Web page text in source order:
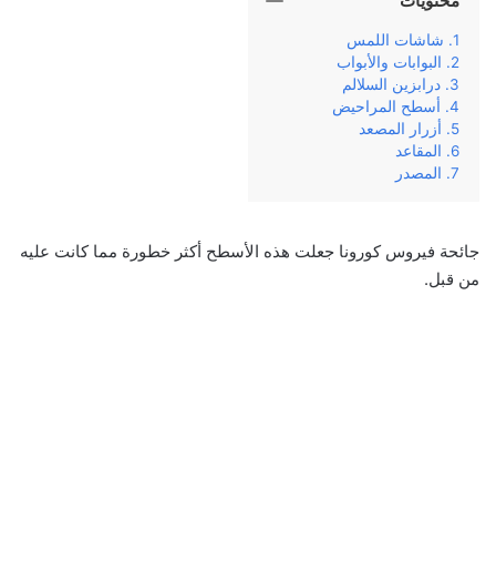
شاشات اللمس
البوابات والأبواب
درابزين السلالم
أسطح المراحيض
أزرار المصعد
المقاعد
المصدر
جائحة فيروس كورونا جعلت هذه الأسطح أكثر خطورة مما كانت عليه
من قبل.